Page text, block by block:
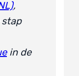
,
stap
in de